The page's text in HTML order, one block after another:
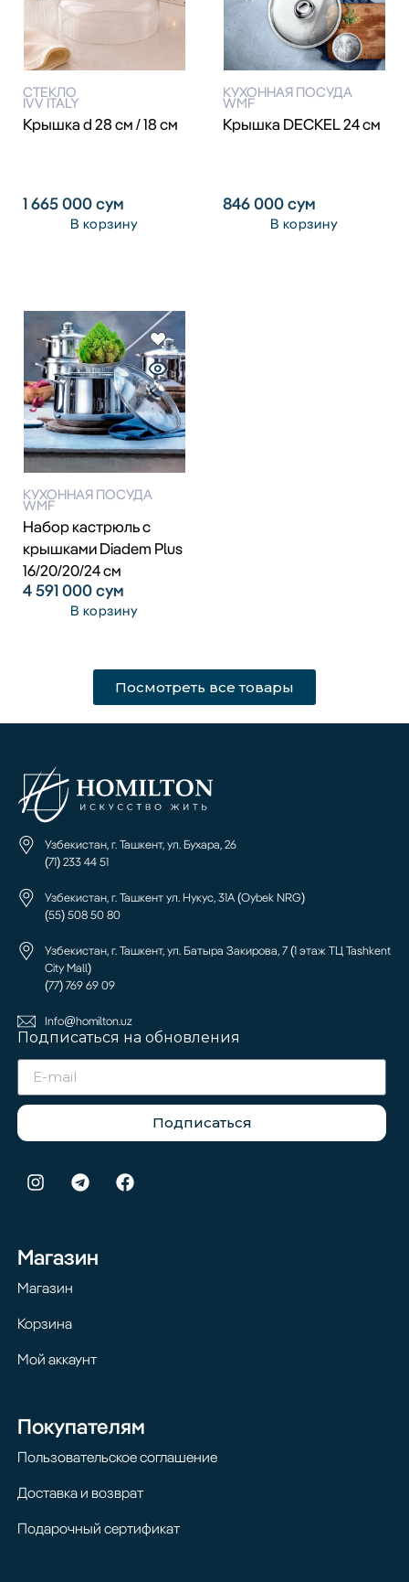
СТЕКЛО
IVV ITALY
Крышка d 28 см / 18 см
1 665 000сум
В корзину
КУХОННАЯ ПОСУДА
WMF
Крышка DECKEL 24 см
846 000сум
В корзину
КУХОННАЯ ПОСУДА
WMF
Набор кастрюль с
крышками Diadem Plus
16/20/20/24 см
4 591 000сум
В корзину
Посмотреть все товары
Узбекистан, г. Ташкент, ул. Бухара, 26
(71) 233 44 51
Узбекистан, г. Ташкент ул. Нукус, 31А (Oybek NRG)
(55) 508 50 80
Узбекистан, г. Ташкент, ул. Батыра Закирова, 7 (1 этаж ТЦ Tashkent
City Mall)
(77) 769 69 09
Info@homilton.uz
Подписаться на обновления
Подписаться
Магазин
Магазин
Корзина
Мой аккаунт
Покупателям
Пользовательское соглашение
Доставка и возврат
Подарочный сертификат